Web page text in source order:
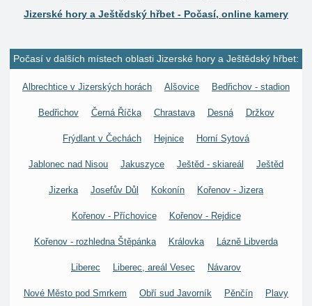
Jizerské hory a Ještědský hřbet - Počasí, online kamery
Počasí v dalších místech oblasti Jizerské hory a Ještědský hřbet:
Albrechtice v Jizerských horách Alšovice Bedřichov - stadion
Bedřichov Černá Říčka Chrastava Desná Držkov
Frýdlant v Čechách Hejnice Horní Sytová
Jablonec nad Nisou Jakuszyce Ještěd - skiareál Ještěd
Jizerka Josefův Důl Kokonín Kořenov - Jizera
Kořenov - Příchovice Kořenov - Rejdice
Kořenov - rozhledna Štěpánka Královka Lázně Libverda
Liberec Liberec, areál Vesec Návarov
Nové Město pod Smrkem Obří sud Javorník Pěnčín Plavy